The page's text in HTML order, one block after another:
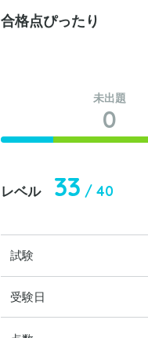
合格点ぴったり
未出題
0
レベル 33 / 40
試験
受験日